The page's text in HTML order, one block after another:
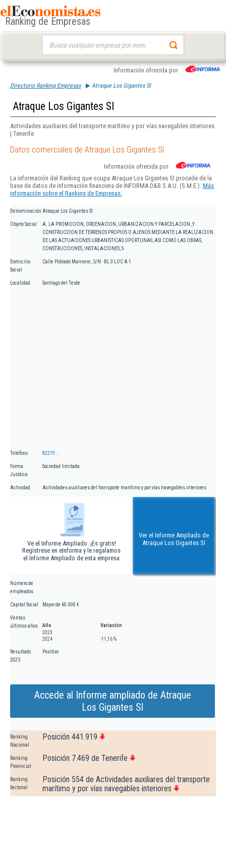
Ranking de Empresas
Información ofrecida por
Directorio Ranking Empresas Atraque Los Gigantes Sl
Atraque Los Gigantes Sl
Actividades auxiliares del transporte marítimo y por vías navegables interiores
| Tenerife
Datos comerciales de Atraque Los Gigantes Sl
Información ofrecida por
La información del Ranking que ocupa Atraque Los Gigantes Sl procede de la
base de datos de información financiera de INFORMA D&B S.A.U. (S.M.E.). Más
información sobre el Ranking de Empresas.
Denominación Atraque Los Gigantes Sl
Objeto Social
A. LA PROMOCION, ORDENACION, URBANIZACION Y PARCELACION ,Y
CONSTRUCCION DE TERRENOS PROPIOS O AJENOS MEDIANTE LA REALIZACION
DE LAS ACTUACIONES URBANISTICAS OPORTUNAS; ASI COMO LAS OBRAS,
CONSTRUCCIONES, INSTALACIONES, S
Domicilio
Social
Calle Poblado Marinero , S/N - BL 3 LOC A 1
Localidad Santiago del Teide
Teléfono 82219...
Forma
Jurídica
Sociedad limitada
Actividad Actividades auxiliares del transporte marítimo y por vías navegables interiores
Ve el Informe Ampliado. ¡Es gratis!
Regístrese en eInforma y le regalamos
el Informe Ampliado de esta empresa
Ver el Informe Ampliado de
Atraque Los Gigantes Sl
Número de
empleados
Capital Social Mayor de 60.000 €
Ventas
últimos años
Año
Variación
2023
2024
-11,16 %
Resultado
2025
Positivo
Accede al Informe ampliado de Atraque
Los Gigantes Sl
Ranking
Nacional
Posición 441.919
Ranking
Provincial
Posición 7.469 de Tenerife
Ranking
Sectorial
Posición 554 de Actividades auxiliares del transporte
marítimo y por vías navegables interiores